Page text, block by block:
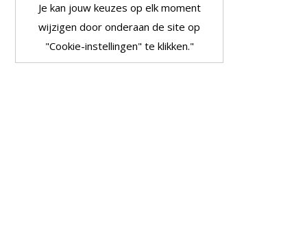
Je kan jouw keuzes op elk moment
wijzigen door onderaan de site op
"Cookie-instellingen" te klikken."